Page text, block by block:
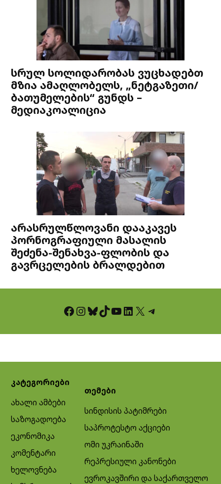
სრულ სოლიდარობას ვუცხადებთ
მზია ამაღლობელს, „ნეტგაზეთი/
ბათუმელების“ გუნდს –
მედიაკოალიცია
არასრულწლოვანი დააკავეს
პორნოგრაფიული მასალის
შეძენა-შენახვა-ფლობის და
გავრცელების ბრალდებით
Facebook InstagramBluesky TikTok YouTube LinkedIn X Telegram
კატეგორიები
ახალი ამბები
საზოგადოება
ეკონომიკა
კომენტარი
ხელოვნება
თემები
სინდისის პატიმრები
საპროტესტო აქციები
ომი უკრაინაში
რეპრესიული კანონები
ევროკავშირი და საქართველო